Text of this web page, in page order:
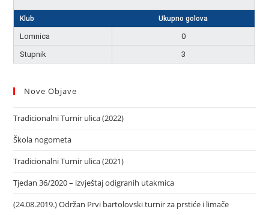
Klub Ukupno golova
Lomnica
0
Stupnik
3
Nove Objave
Tradicionalni Turnir ulica (2022)
Škola nogometa
Tradicionalni Turnir ulica (2021)
Tjedan 36/2020 – izvještaj odigranih utakmica
(24.08.2019.) Održan Prvi bartolovski turnir za prstiće i limače